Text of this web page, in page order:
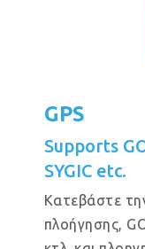
GPS
Supports
SYGIC etc.
Κατεβάστε
πλοήγησης,